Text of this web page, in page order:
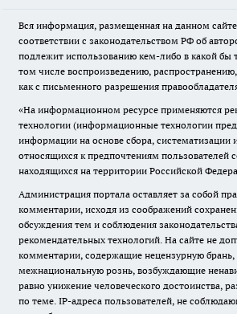
Вся информация, размещенная на данном
соответствии с законодательством РФ об
подлежит использованию кем-либо в какой бы
том числе воспроизведению,
как с письменного разрешения
«На информационном ресурсе применяются
технологии (информационные технологии
информации на основе сбора, систематизации
относящихся к предпочтениям пользователей
находящихся на территории Российской
Администрация портала оставляет за собой
комментарии, исходя из соображений
обсуждения тем и соблюдения
рекомендательных технологий. На сайте не
комментарии, содержащие нецензурную
межнациональную рознь, возбуждающие
равно унижение человеческого достоинства,
по теме. IP-адреса пользователей, не